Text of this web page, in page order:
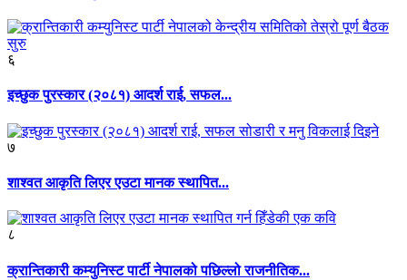
६
इच्छुक पुरस्कार (२०८१) आदर्श राई, सफल...
७
शाश्वत आकृति लिएर एउटा मानक स्थापित...
८
क्रान्तिकारी कम्युनिस्ट पार्टी नेपालको पछिल्लो राजनीतिक...